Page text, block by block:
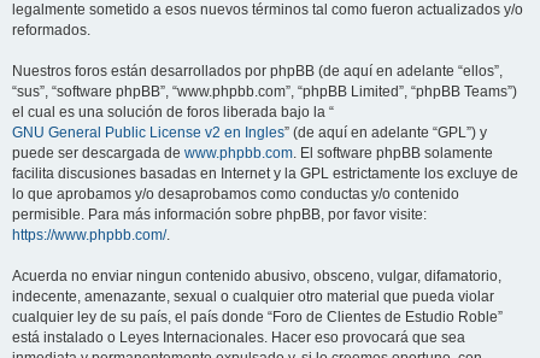
legalmente sometido a esos nuevos términos tal como fueron actualizados y/o
reformados.
Nuestros foros están desarrollados por phpBB (de aquí en adelante “ellos”,
“sus”, “software phpBB”, “www.phpbb.com”, “phpBB Limited”, “phpBB Teams”)
el cual es una solución de foros liberada bajo la “
GNU General Public License v2 en Ingles” (de aquí en adelante “GPL”) y
puede ser descargada de www.phpbb.com. El software phpBB solamente
facilita discusiones basadas en Internet y la GPL estrictamente los excluye de
lo que aprobamos y/o desaprobamos como conductas y/o contenido
permisible. Para más información sobre phpBB, por favor visite:
https://www.phpbb.com/.
Acuerda no enviar ningun contenido abusivo, obsceno, vulgar, difamatorio,
indecente, amenazante, sexual o cualquier otro material que pueda violar
cualquier ley de su país, el país donde “Foro de Clientes de Estudio Roble”
está instalado o Leyes Internacionales. Hacer eso provocará que sea